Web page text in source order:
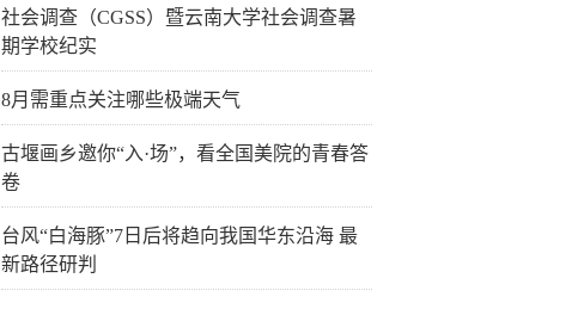
社会调查（CGSS）暨云南大学社会调查暑
期学校纪实
8月需重点关注哪些极端天气
古堰画乡邀你“入·场”，看全国美院的青春答
卷
台风“白海豚”7日后将趋向我国华东沿海 最
新路径研判